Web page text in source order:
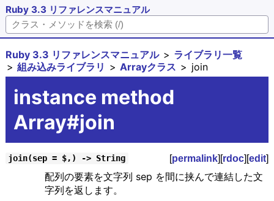
Ruby 3.3 リファレンスマニュアル
Ruby 3.3 リファレンスマニュアル
ライブラリ一覧
組み込みライブラリ
Arrayクラス join
instance method
Array#join
join(sep = $,) -> String [permalink][rdoc][edit]
配列の要素を文字列 sep を間に挟んで連結した文
字列を返します。